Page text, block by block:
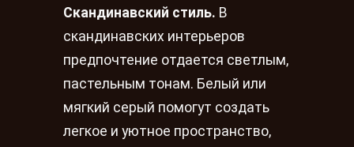
Скандинавский стиль. В
скандинавских интерьеров
предпочтение отдается светлым,
пастельным тонам. Белый или
мягкий серый помогут создать
легкое и уютное пространство,